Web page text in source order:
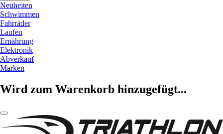
Neuheiten
Schwimmen
Fahrräder
Laufen
Ernährung
Elektronik
Abverkauf
Marken
Wird zum Warenkorb hinzugefügt...